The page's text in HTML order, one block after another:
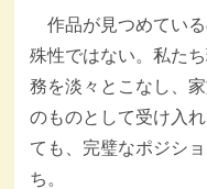
作品が見つめてい
殊性ではない。私た
務を淡々とこなし、
のものとして受け入
ても、完璧なポジシ
ち。